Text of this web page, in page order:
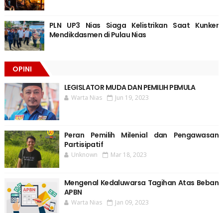
PLN UP3 Nias Siaga Kelistrikan Saat Kunker
Mendikdasmen di Pulau Nias
OPINI
LEGISLATOR MUDA DAN PEMILIH PEMULA
Warta Nias Jun 19, 2023
Peran Pemilih Milenial dan Pengawasan
Partisipatif
Unknown Mar 18, 2023
Mengenal Kedaluwarsa Tagihan Atas Beban
APBN
Warta Nias Jan 09, 2023